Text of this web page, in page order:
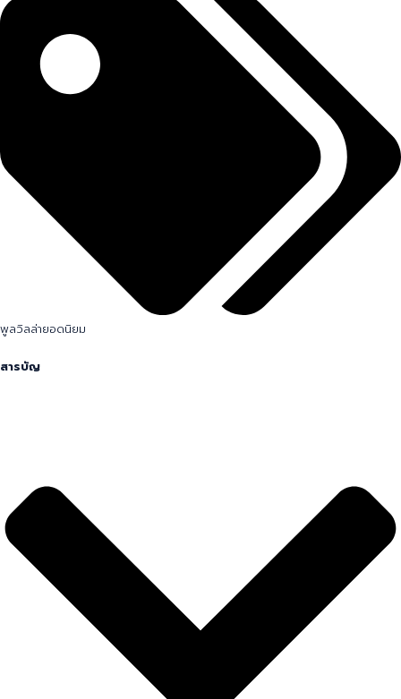
พูลวิลล่ายอดนิยม
สารบัญ